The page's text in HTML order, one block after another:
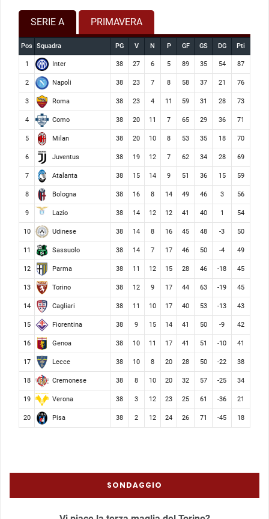
SERIE A PRIMAVERA
Pos Squadra PG V N P GF GS DG Pti
1 Inter 38 27 6 5 89 35 54 87
2 Napoli 38 23 7 8 58 37 21 76
3 Roma 38 23 4 11 59 31 28 73
4 Como 38 20 11 7 65 29 36 71
5 Milan 38 20 10 8 53 35 18 70
6 Juventus 38 19 12 7 62 34 28 69
7 Atalanta 38 15 14 9 51 36 15 59
8 Bologna 38 16 8 14 49 46 3 56
9 Lazio 38 14 12 12 41 40 1 54
10 Udinese 38 14 8 16 45 48 -3 50
11 Sassuolo 38 14 7 17 46 50 -4 49
12 Parma 38 11 12 15 28 46 -18 45
13 Torino 38 12 9 17 44 63 -19 45
14 Cagliari 38 11 10 17 40 53 -13 43
15 Fiorentina 38 9 15 14 41 50 -9 42
16 Genoa 38 10 11 17 41 51 -10 41
17 Lecce 38 10 8 20 28 50 -22 38
18 Cremonese 38 8 10 20 32 57 -25 34
19 Verona 38 3 12 23 25 61 -36 21
20 Pisa 38 2 12 24 26 71 -45 18
SONDAGGIO